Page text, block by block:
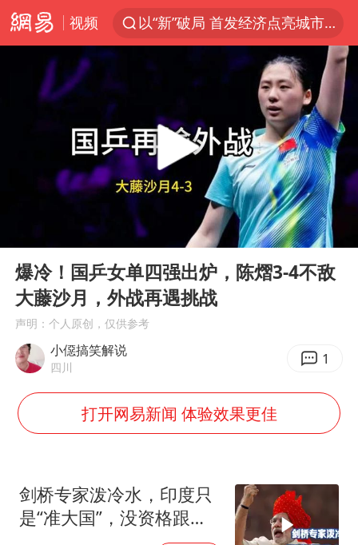
视频
以“新”破局 首发经济点亮城市消费活力
台风白海豚进入48小时警戒线
佛得角门将亮相智利俱乐部主场
中方回应是否在太平洋海底开采稀土
看守所辅警收受10万获刑1年
宇树科技发行价格150.80元/股
宇树科技王兴兴身家有望超200亿元
五粮液渠道价一箱上涨近百元
CIA被曝已秘密设立古巴工作组
24小时不关空调 电费会更低吗
中国养老床位“三连降”
奋进开新局 实干挑大梁
Play
00:26
爆冷！国乒女单四强出炉，陈熠3-4不敌
大藤沙月，外战再遇挑战
声明：个人原创，仅供参考
小僫搞笑解说
四川 1
打开网易新闻 体验效果更佳
剑桥专家泼冷水，印度只
是“准大国”，没资格跟中